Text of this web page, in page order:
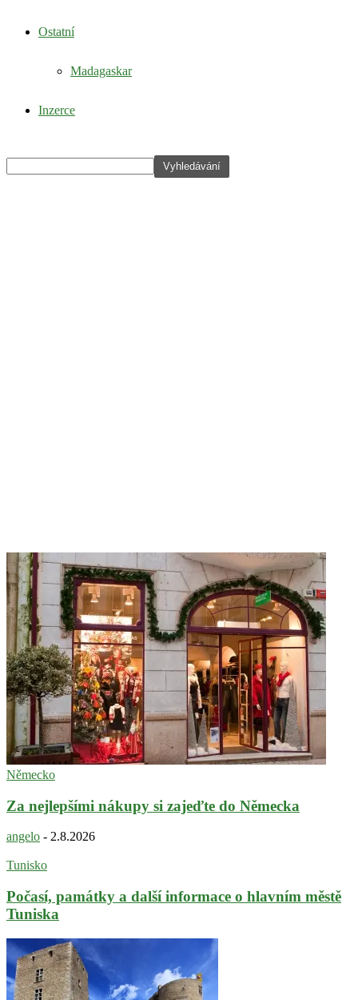
Ostatní
Madagaskar
Inzerce
Německo
Za nejlepšími nákupy si zajeďte do Německa
angelo - 2.8.2026
Tunisko
Počasí, památky a další informace o hlavním městě
Tuniska